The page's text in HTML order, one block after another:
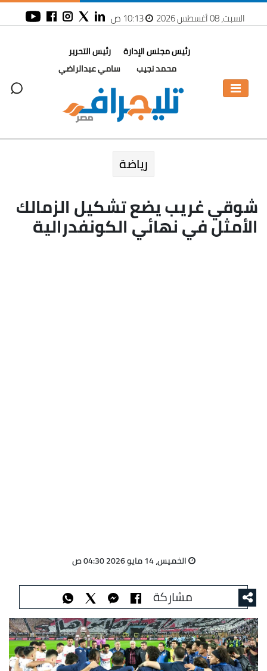
السبت، 08 أغسطس 2026 10:13 ص
رئيس مجلس الإدارة
محمد نجيب
رئيس التحرير
سامي عبدالراضي
رياضة
شوقي غريب يضع تشكيل الزمالك
الأمثل في نهائي الكونفدرالية
الخميس، 14 مايو 2026 04:30 ص
مشاركة